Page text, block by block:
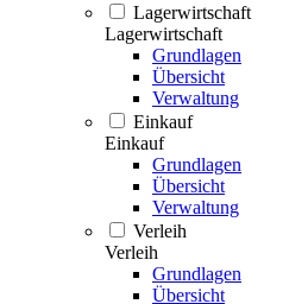
Lagerwirtschaft
Lagerwirtschaft
Grundlagen
Übersicht
Verwaltung
Einkauf
Einkauf
Grundlagen
Übersicht
Verwaltung
Verleih
Verleih
Grundlagen
Übersicht